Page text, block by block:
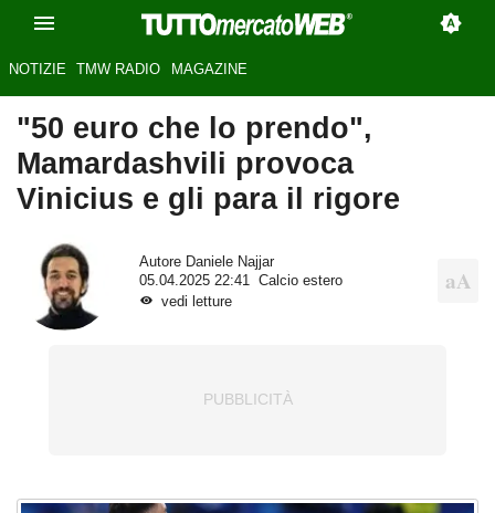
NOTIZIE TMW RADIO MAGAZINE
"50 euro che lo prendo",
Mamardashvili provoca
Vinicius e gli para il rigore
Autore Daniele Najjar
05.04.2025 22:41
Calcio estero
vedi letture